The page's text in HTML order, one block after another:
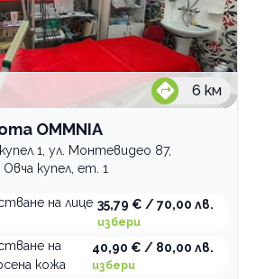
6 км
OMMNIA
1, ул. Монтевидео 87,
купел, ет. 1
на лице 35,79 € / 70,00 лв.
избери
на
кожа
40,90 € / 80,00 лв.
избери